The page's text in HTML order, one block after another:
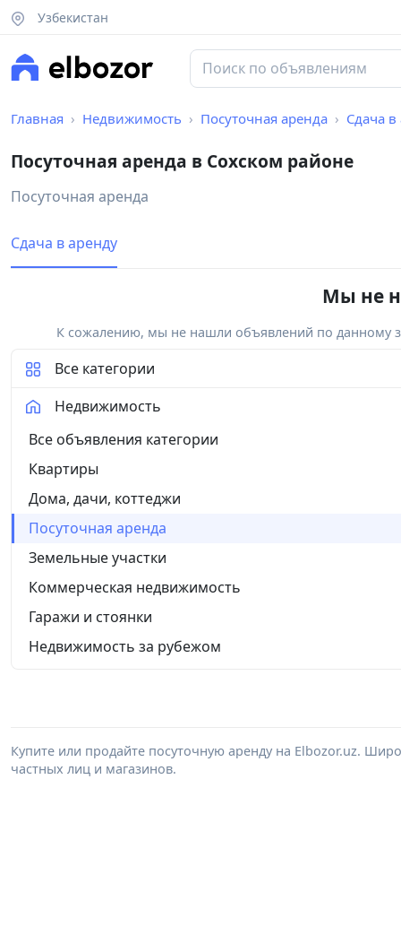
Узбекистан
Главная Недвижимость Посуточная аренда Сдача в
Посуточная аренда в Сохском районе
Посуточная аренда
Сдача в аренду
Мы не
К сожалению, мы не нашли объявлений по данному
Все категории
Недвижимость
Все объявления категории
Квартиры
Дома, дачи, коттеджи
Посуточная аренда
Земельные участки
Коммерческая недвижимость
Гаражи и стоянки
Недвижимость за рубежом
Купите или продайте посуточную аренду на Elbozor.uz.
частных лиц и магазинов.